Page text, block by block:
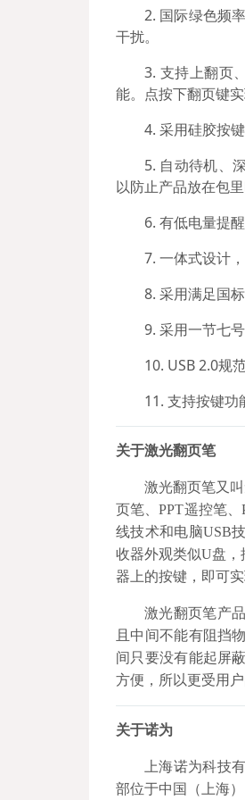
2. 国际绿色频
干扰。
3. 支持上翻页
能。点按下翻页键
4. 采用硅胶按
5. 自动待机、
以防止产品放在包
6. 有低电量提
7. 一体式设计
8. 采用满足国
9. 采用一节七
10. USB 2.0规
11. 支持按键功
关于激光翻页笔
激光翻页笔又
页笔、PPT遥控笔
线技术和电脑USB
收器外观类似U盘
器上的按键，即可
激光翻页笔产
且中间不能有阻挡
间只要没有能起屏
方便，所以更受用户
关于诺为
上海诺为科技
部位于中国（上海